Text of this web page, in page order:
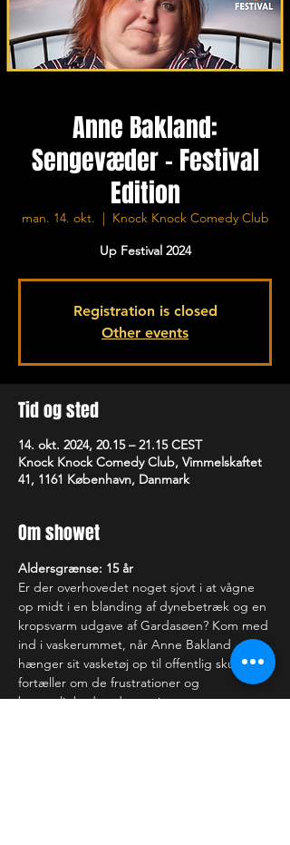
Anne Bakland:
Sengevæder - Festival
Edition
man. 14. okt.
  |
Knock Knock Comedy Club
Up Festival 2024
Registration is closed
Other events
Tid og sted
14. okt. 2024, 20.15 – 21.15 CEST
Knock Knock Comedy Club, Vimmelskaftet
41, 1161 København, Danmark
Om showet
Aldersgrænse: 15 år
Er der overhovedet noget sjovt i at vågne
op midt i en blanding af dynebetræk og en
kropsvarm udgave af Gardasøen? Kom med
ind i vaskerummet, når Anne Bakland
hænger sit vasketøj op til offentlig skue, og
fortæller om de frustrationer og
besværligheder, der var i at være